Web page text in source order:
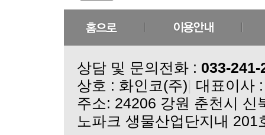
실크크리스탈 코스메
(비밀번호 분실 안내)
(주문취소 안내)
실크 단백질 마스크
더실크크리스탈 바이
더실크크리스탈 바이
쇼핑몰 오픈 기념 이
상담 및 문의전화 : 033-241-
상호 : 화인코(주)| 대표이사
노파크 생물산업단지내 201